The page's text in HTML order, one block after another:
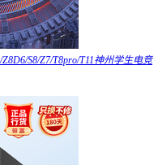
S8/Z7/T8pro/T11神州学生电竞